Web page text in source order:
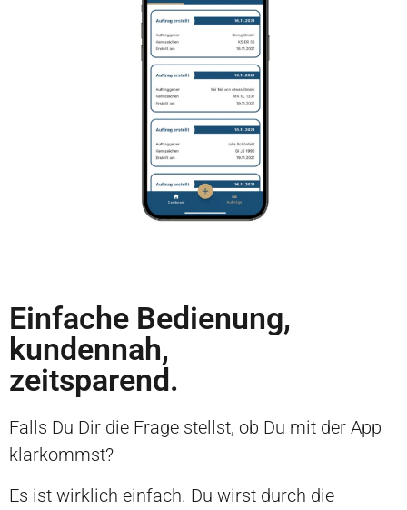
Einfache Bedienung,
kundennah,
zeitsparend.
Falls Du Dir die Frage stellst, ob Du mit der App
klarkommst?
Es ist wirklich einfach. Du wirst durch die